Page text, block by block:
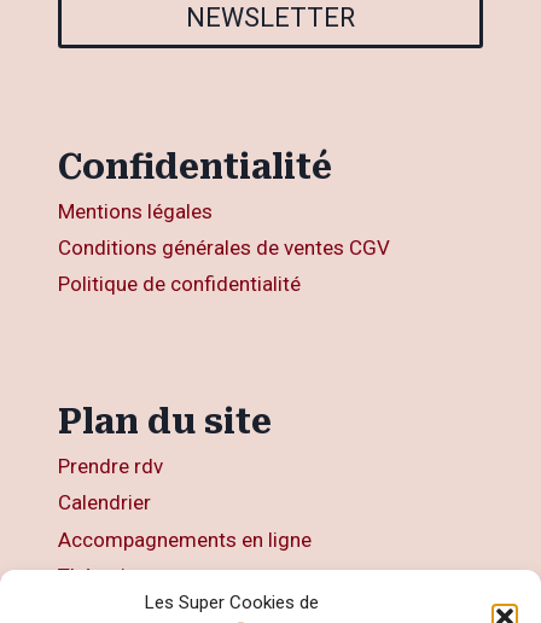
Les Super Cookies de
NEWSLETTER
Confidentialité
Mentions légales
Conditions générales de ventes CGV
Politique de confidentialité
Plan du site
Prendre rdv
Calendrier
Accompagnements en ligne
Thérapies